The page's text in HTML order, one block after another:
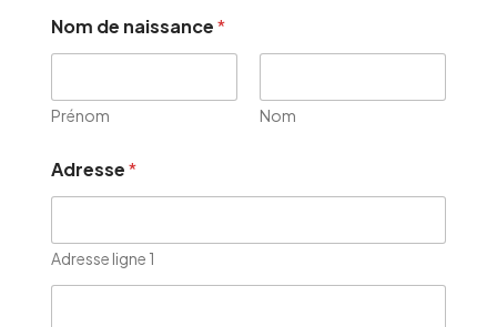
Nom de naissance*
Prénom Nom
Adresse*
Adresse ligne 1